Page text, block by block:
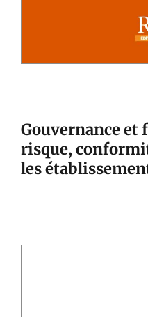
Gouvernance et
risque,
les